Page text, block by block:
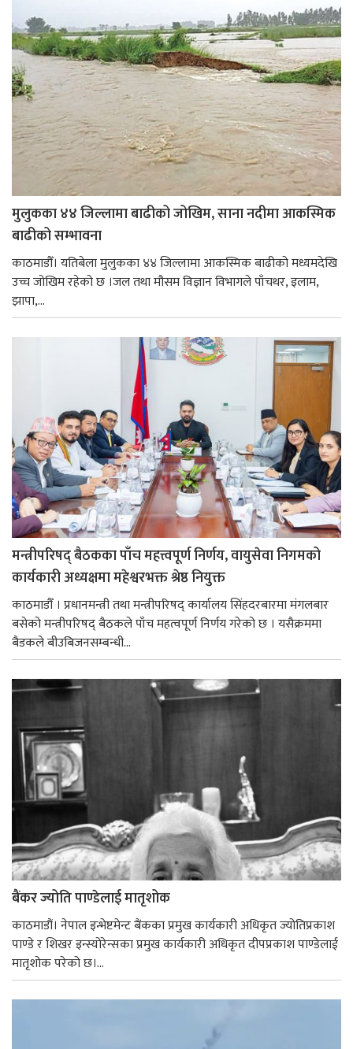
मुलुकका ४४ जिल्लामा बाढीको जोखिम, साना नदीमा आकस्मिक
बाढीको सम्भावना
काठमाडौँ। यतिबेला मुलुकका ४४ जिल्लामा आकस्मिक बाढीको मध्यमदेखि
उच्च जोखिम रहेको छ ।जल तथा मौसम विज्ञान विभागले पाँचथर, इलाम,
झापा,...
मन्त्रीपरिषद् बैठकका पाँच महत्त्वपूर्ण निर्णय, वायुसेवा निगमको
कार्यकारी अध्यक्षमा महेश्वरभक्त श्रेष्ठ नियुक्त
काठमाडौँ । प्रधानमन्त्री तथा मन्त्रीपरिषद् कार्यालय सिंहदरबारमा मंगलबार
बसेको मन्त्रीपरिषद् बैठकले पाँच महत्वपूर्ण निर्णय गरेको छ । यसैक्रममा
बैडकले बीउबिजनसम्बन्धी...
बैंकर ज्योति पाण्डेलाई मातृशोक
काठमाडौं। नेपाल इन्भेष्टमेन्ट बैंकका प्रमुख कार्यकारी अधिकृत ज्योतिप्रकाश
पाण्डे र शिखर इन्स्योरेन्सका प्रमुख कार्यकारी अधिकृत दीपप्रकाश पाण्डेलाई
मातृशोक परेको छ।...